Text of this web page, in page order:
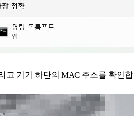
고 기기 하단의 MAC 주소를 확인